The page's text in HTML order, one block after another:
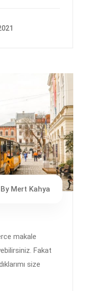
By Mert Kahya
makale
Fakat
size